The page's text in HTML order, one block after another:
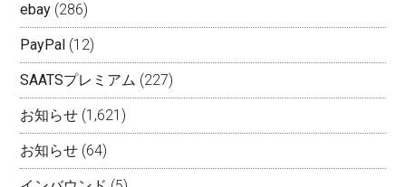
ebay (286)
PayPal (12)
SAATSプレミアム (227)
お知らせ (1,621)
お知らせ (64)